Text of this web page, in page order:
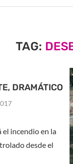
TAG:
DRAMÁTICO
el incendio en la
desde el